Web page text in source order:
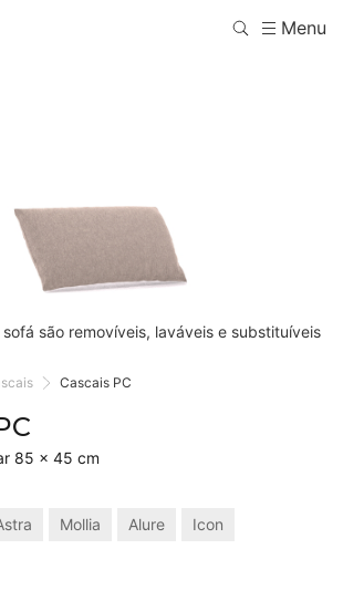
Menu
são removíveis, laváveis e substituíveis
Cascais PC
85 × 45 cm
Mollia Alure Icon